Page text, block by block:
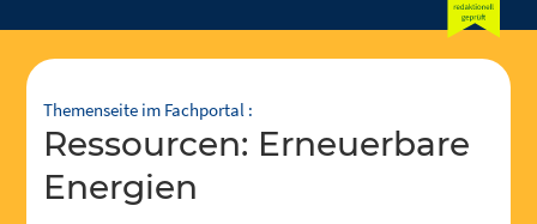
Themenseite im Fachportal :
Ressourcen: Erneuerbare
Energien